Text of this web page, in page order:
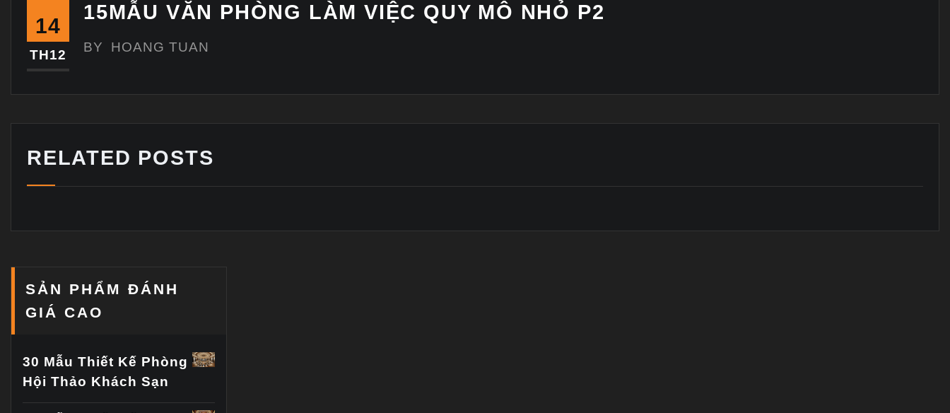
14
TH12
15MẪU VĂN PHÒNG LÀM VIỆC QUY MÔ NHỎ P2
BY HOANG TUAN
RELATED POSTS
SẢN PHẨM ĐÁNH
GIÁ CAO
30 Mẫu Thiết Kế Phòng
Hội Thảo Khách Sạn